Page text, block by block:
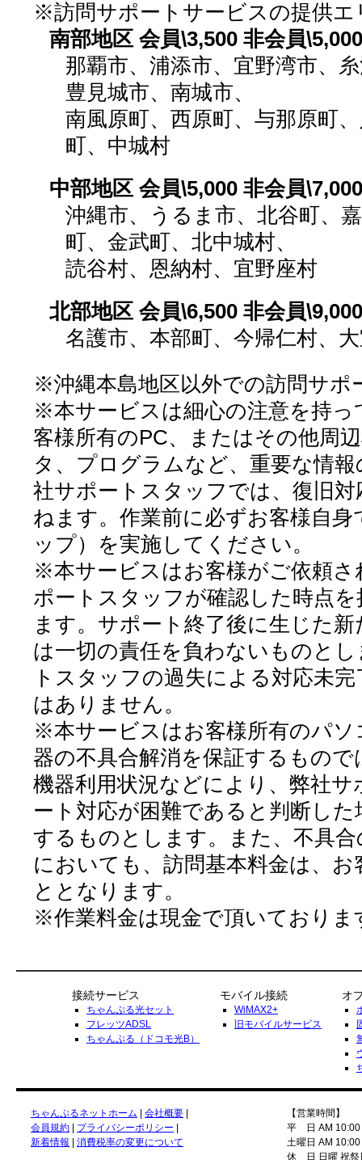
※訪問サポートサービスの提供
南部地区 会員\3,500 非会員\5,000
那覇市、浦添市、宜野湾市、
豊見城市、南城市、
南風原町、西原町、与那原町
町、中城村
中部地区 会員\5,000 非会員\7,000
沖縄市、うるま市、北谷町、
町、金武町、北中城村、
読谷村、恩納村、宜野座村
北部地区 会員\6,500 非会員\9,000
名護市、本部町、今帰仁村、
※沖縄本島地区以外での訪問サポ
※本サービスは細心の注意を持
客様所有のPC、またはその他周
タ、プログラムなど、重要な情
社サポートスタッフでは、復旧
ねます。作業前に必ずお客様自
ップ）を実施してください。
※本サービスはお客様がご依頼さ
ポートスタッフが確認した時点
ます。サポート終了後に生じた
は一切の責任を負わないものと
トスタッフの過失による対応未
はありません。
※本サービスはお客様所有のパ
器の不具合解消を保証するもの
機器利用状況などにより、弊社
ート対応が困難であると判断し
するものとします。また、不具
においても、訪問基本料金は、
ととなります。
※作業料金は現金で頂いておりま
接続サービス
ちゃんぷる光セット
フレッツADSL
ちゃんぷる（ドコモ光B）
モバイル接続
WiMAX2+
旧モバイルサービス
オ
ちゃんぷるネットホーム 会社概要
会員規約
プライバシーポリシー
新着情報
消費税率の変更について
【営業時間】
平 日 AM 10:00
土曜日 AM
休 日 日曜 祝祭